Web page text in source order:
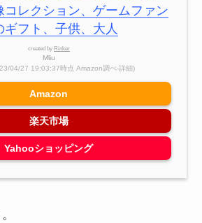
コレクション、ゲームファン
ギフト、子供、大人
created by Rinker
Mliu
04/27 19:03:37時点 Amazon調べ-詳細)
Amazon
楽天市場
Yahooショッピング